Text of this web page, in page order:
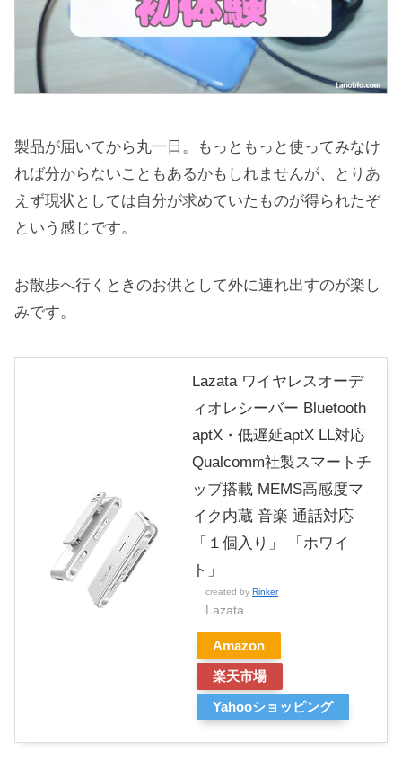
製品が届いてから丸一日。もっともっと使ってみなけ
れば分からないこともあるかもしれませんが、とりあ
えず現状としては自分が求めていたものが得られたぞ
という感じです。
お散歩へ行くときのお供として外に連れ出すのが楽し
みです。
Lazata ワイヤレスオーデ
ィオレシーバー Bluetooth
aptX・低遅延aptX LL対応
Qualcomm社製スマートチ
ップ搭載 MEMS高感度マ
イク内蔵 音楽 通話対応
「１個入り」 「ホワイ
ト」
created by Rinker
Lazata
Amazon
楽天市場
Yahooショッピング